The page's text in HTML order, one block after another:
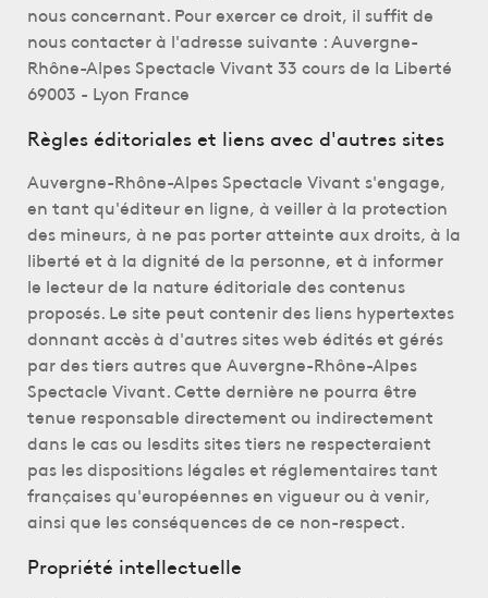
nous concernant. Pour exercer ce droit, il suffit de
nous contacter à l'adresse suivante : Auvergne-
Rhône-Alpes Spectacle Vivant 33 cours de la Liberté
69003 - Lyon France
Règles éditoriales et liens avec d'autres sites
Auvergne-Rhône-Alpes Spectacle Vivant s'engage,
en tant qu'éditeur en ligne, à veiller à la protection
des mineurs, à ne pas porter atteinte aux droits, à la
liberté et à la dignité de la personne, et à informer
le lecteur de la nature éditoriale des contenus
proposés. Le site peut contenir des liens hypertextes
donnant accès à d'autres sites web édités et gérés
par des tiers autres que Auvergne-Rhône-Alpes
Spectacle Vivant. Cette dernière ne pourra être
tenue responsable directement ou indirectement
dans le cas ou lesdits sites tiers ne respecteraient
pas les dispositions légales et réglementaires tant
françaises qu'européennes en vigueur ou à venir,
ainsi que les conséquences de ce non-respect.
Propriété intellectuelle